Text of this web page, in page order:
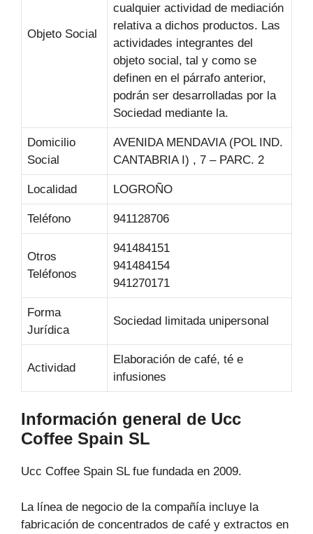
Objeto Social
cualquier actividad de mediación
relativa a dichos productos. Las
actividades integrantes del
objeto social, tal y como se
definen en el párrafo anterior,
podrán ser desarrolladas por la
Sociedad mediante la.
Domicilio
Social
AVENIDA MENDAVIA (POL IND.
CANTABRIA I) , 7 – PARC. 2
Localidad LOGROÑO
Teléfono 941128706
Otros
Teléfonos
941484151
941484154
941270171
Forma
Jurídica
Sociedad limitada unipersonal
Actividad
Elaboración de café, té e
infusiones
Información general de Ucc
Coffee Spain SL
Ucc Coffee Spain SL fue fundada en 2009.
La línea de negocio de la compañía incluye la
fabricación de concentrados de café y extractos en